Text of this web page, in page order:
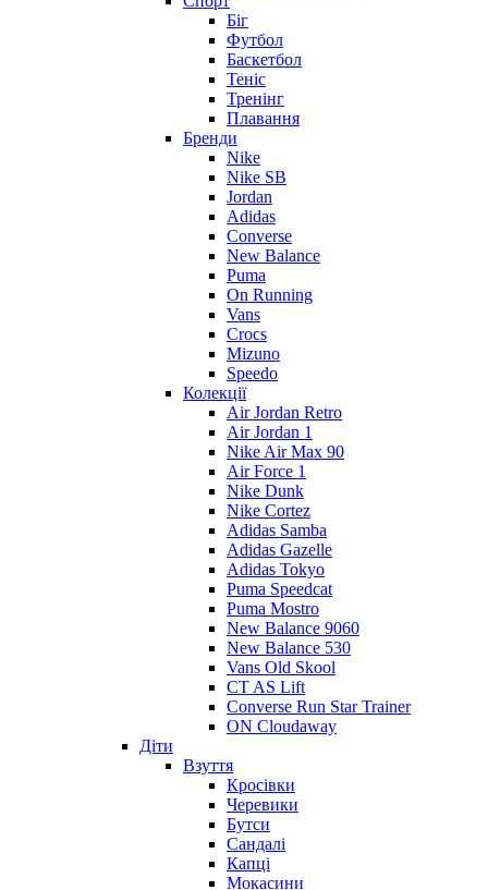
Біг
Футбол
Баскетбол
Теніс
Тренінг
Плавання
Бренди
Nike
Nike SB
Jordan
Adidas
Converse
New Balance
Puma
On Running
Vans
Crocs
Mizuno
Speedo
Колекції
Air Jordan Retro
Air Jordan 1
Nike Air Max 90
Air Force 1
Nike Dunk
Nike Cortez
Adidas Samba
Adidas Gazelle
Adidas Tokyo
Puma Speedcat
Puma Mostro
New Balance 9060
New Balance 530
Vans Old Skool
CT AS Lift
Converse Run Star Trainer
ON Cloudaway
Діти
Взуття
Кросівки
Черевики
Бутси
Сандалі
Капці
Мокасини